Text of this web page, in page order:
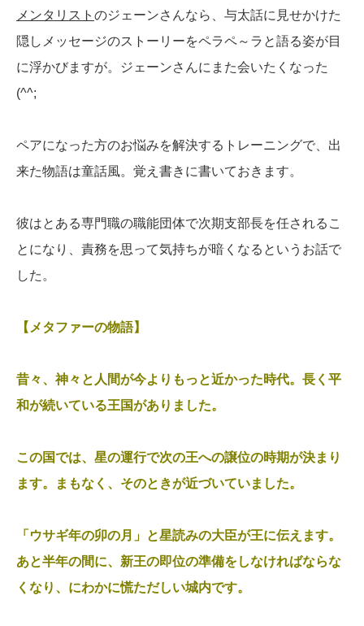
メンタリスト のジェーンさんなら、与太話に見せかけた
隠しメッセージのストーリーをペラペ～ラと語る姿が目
に浮かびますが。ジェーンさんにまた会いたくなった
(^^;
ペアになった方のお悩みを解決するトレーニングで、出
来た物語は童話風。覚え書きに書いておきます。
彼はとある専門職の職能団体で次期支部長を任されるこ
とになり、責務を思って気持ちが暗くなるというお話で
した。
【メタファーの物語】
昔々、神々と人間が今よりもっと近かった時代。長く平
和が続いている王国がありました。
この国では、星の運行で次の王への譲位の時期が決まり
ます。まもなく、そのときが近づいていました。
「ウサギ年の卯の月」と星読みの大臣が王に伝えます。
あと半年の間に、新王の即位の準備をしなければならな
くなり、にわかに慌ただしい城内です。